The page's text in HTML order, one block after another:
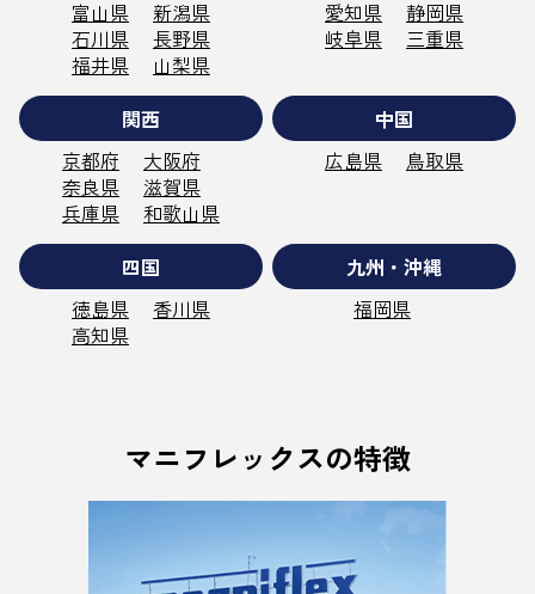
富山県
石川県
福井県
新潟県
長野県
山梨県
愛知県
岐阜県
静岡県
三重県
関西
京都府
奈良県
兵庫県
大阪府
滋賀県
和歌山県
中国
広島県
鳥取県
四国
徳島県
高知県
香川県
九州・沖縄
福岡県
マニフレックスの特徴